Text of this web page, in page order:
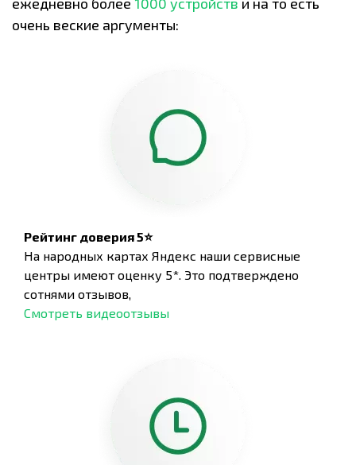
очень веские аргументы:
Рейтинг доверия 5⭐
На народных картах Яндекс наши сервисные
центры имеют оценку 5*. Это подтверждено
сотнями отзывов,
Смотреть видеоотзывы